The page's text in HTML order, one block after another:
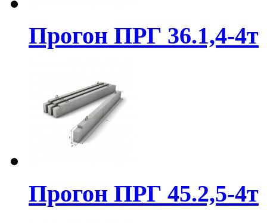
Прогон ПРГ 36.1,4-4т
Прогон ПРГ 45.2,5-4т